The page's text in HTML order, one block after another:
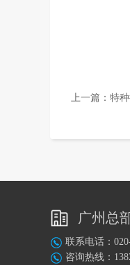
上一篇： 特
广州总
联系电话：
咨询热线：